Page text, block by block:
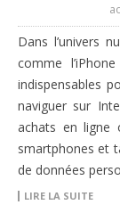
Dans l’univers
comme
indispensables
naviguer sur
achats en ligne
smartphones et
de données
LIRE LA SUITE